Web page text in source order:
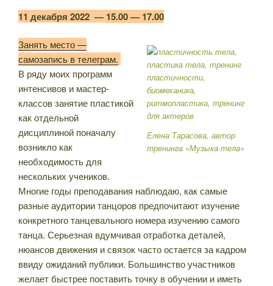
11 декабря 2022 — 15.00 — 17.00
Елена Тарасова, автор
тренинга «Музыка тела»
Занять место —
самозапись в телеграм.
В ряду моих программ
интенсивов и мастер-
классов занятие пластикой
как отдельной
дисциплиной поначалу
возникло как
необходимость для
нескольких учеников.
Многие годы преподавания наблюдаю, как самые
разные аудитории танцоров предпочитают изучение
конкретного танцевального номера изучению самого
танца. Серьезная вдумчивая отработка деталей,
нюансов движения и связок часто остается за кадром
ввиду ожиданий публики. Большинство участников
желает быстрее поставить точку в обучении и иметь